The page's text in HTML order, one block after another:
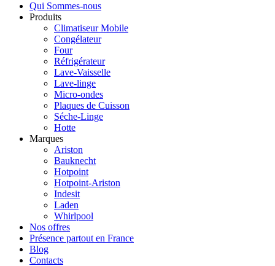
Qui Sommes-nous
Produits
Climatiseur Mobile
Congélateur
Four
Réfrigérateur
Lave-Vaisselle
Lave-linge
Micro-ondes
Plaques de Cuisson
Séche-Linge
Hotte
Marques
Ariston
Bauknecht
Hotpoint
Hotpoint-Ariston
Indesit
Laden
Whirlpool
Nos offres
Présence partout en France
Blog
Contacts